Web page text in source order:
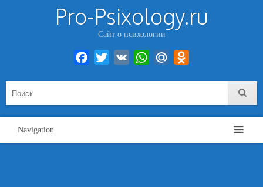
Pro-Psixology.ru
Сайт о психологии
Facebook
Twitter VK WhatsAppMail.Ru
Navigation